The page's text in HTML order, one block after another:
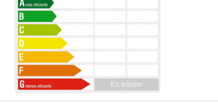
En trámite